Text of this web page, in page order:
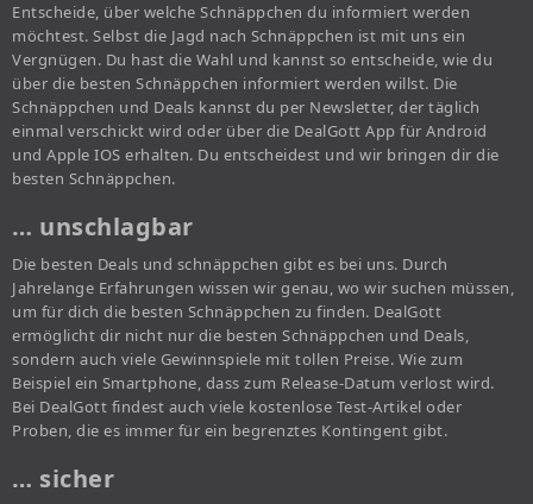
Entscheide, über welche Schnäppchen du informiert werden
möchtest. Selbst die Jagd nach Schnäppchen ist mit uns ein
Vergnügen. Du hast die Wahl und kannst so entscheide, wie du
über die besten Schnäppchen informiert werden willst. Die
Schnäppchen und Deals kannst du per Newsletter, der täglich
einmal verschickt wird oder über die DealGott App für Android
und Apple IOS erhalten. Du entscheidest und wir bringen dir die
besten Schnäppchen.
… unschlagbar
Die besten Deals und schnäppchen gibt es bei uns. Durch
Jahrelange Erfahrungen wissen wir genau, wo wir suchen müssen,
um für dich die besten Schnäppchen zu finden. DealGott
ermöglicht dir nicht nur die besten Schnäppchen und Deals,
sondern auch viele Gewinnspiele mit tollen Preise. Wie zum
Beispiel ein Smartphone, dass zum Release-Datum verlost wird.
Bei DealGott findest auch viele kostenlose Test-Artikel oder
Proben, die es immer für ein begrenztes Kontingent gibt.
… sicher